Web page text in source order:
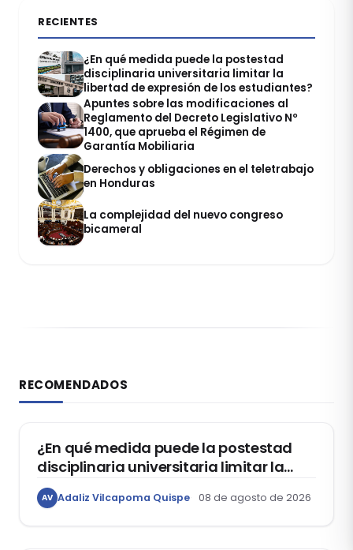
RECIENTES
¿En qué medida puede la postestad
disciplinaria universitaria limitar la
libertad de expresión de los estudiantes?
Apuntes sobre las modificaciones al
Reglamento del Decreto Legislativo Nº
1400, que aprueba el Régimen de
Garantía Mobiliaria
Derechos y obligaciones en el teletrabajo
en Honduras
La complejidad del nuevo congreso
bicameral
RECOMENDADOS
DERECHO CONSTITUCIONAL
¿En qué medida puede la postestad
disciplinaria universitaria limitar la
libertad de expresión de los
estudiantes?
AV Adaliz Vilcapoma Quispe 08 de agosto de 2026